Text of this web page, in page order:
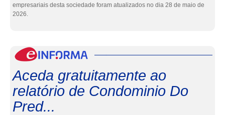
empresariais desta sociedade foram atualizados no dia 28 de maio de
2026.
Aceda gratuitamente ao
relatório de Condominio Do
Pred...